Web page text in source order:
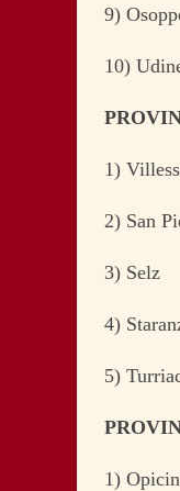
9)
10)
1)
2) San
3) Selz
4)
5)
1)